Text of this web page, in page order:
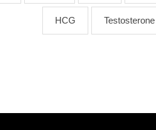
Testosterone
HCG